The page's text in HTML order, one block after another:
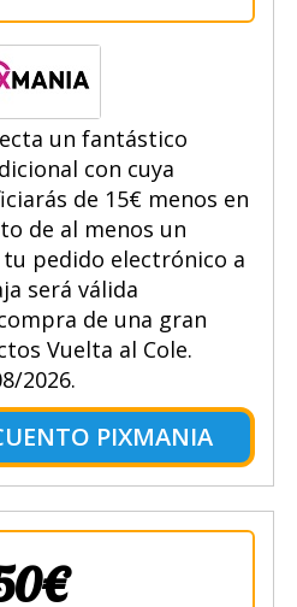
un fantástico
con cuya
de 15€ menos en
de al menos un
pedido electrónico a
será válida
de una gran
Vuelta al Cole.
2026.
PIXMANIA